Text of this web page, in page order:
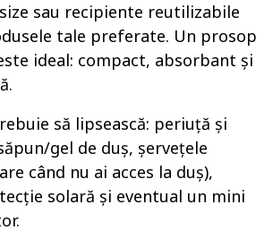
sau recipiente reutilizabile
tale preferate. Un prosop
ideal: compact, absorbant și
să lipsească: periuță și
gel de duș, șervețele
când nu ai acces la duș),
solară și eventual un mini